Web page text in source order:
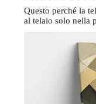
Questo perché la
al telaio solo nella